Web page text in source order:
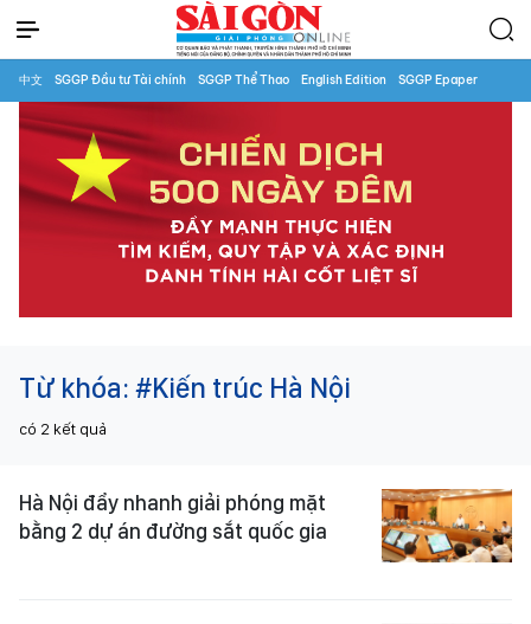
中文 SGGP Đầu tư Tài chính SGGP Thể Thao English Edition SGGP Epaper
Từ khóa: #Kiến trúc Hà Nội
có 2 kết quả
Hà Nội đẩy nhanh giải phóng mặt
bằng 2 dự án đường sắt quốc gia